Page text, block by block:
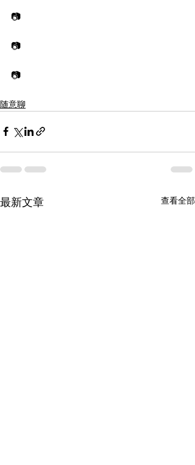
📷
📷
📷
随意聊
最新文章 查看全部